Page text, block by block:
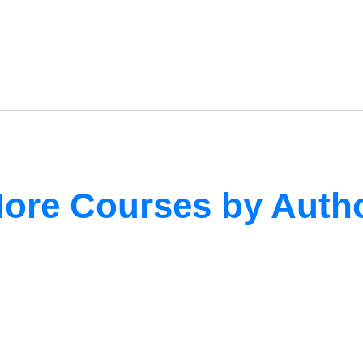
Courses by